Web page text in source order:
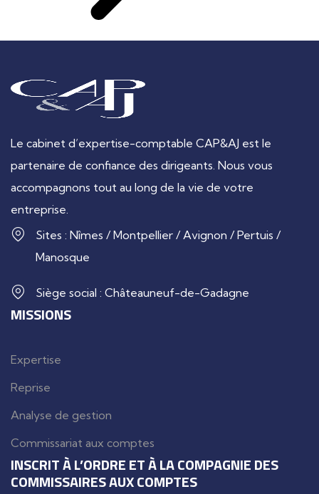
Le cabinet d’expertise-comptable CAP&AJ est le
partenaire de confiance des dirigeants. Nous vous
accompagnons tout au long de la vie de votre
entreprise.
Sites : Nîmes / Montpellier / Avignon / Pertuis /
Manosque
Siège social : Châteauneuf-de-Gadagne
MISSIONS
Expertise
Reprise
Analyse de gestion
Commissariat aux comptes
INSCRIT À L’ORDRE ET À LA COMPAGNIE DES
COMMISSAIRES AUX COMPTES